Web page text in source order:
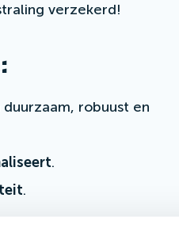
verzekerd!
robuust en
.
.
als: